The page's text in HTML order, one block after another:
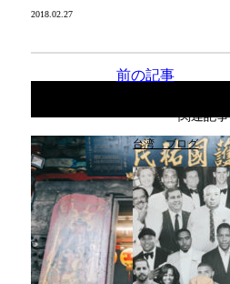
2018.02.27
前の記事
関連記事
台湾 ブログ